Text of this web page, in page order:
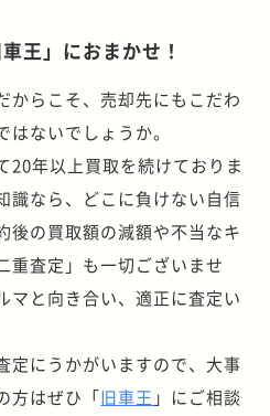
王」におまかせ！
からこそ、売却先にもこだわ
ないでしょうか。
20年以上買取を続けておりま
識なら、どこに負けない自信
後の買取額の減額や不当なキ
重査定」も一切ございませ
マと向き合い、適正に査定い
定にうかがいますので、大事
方はぜひ「旧車王 」にご相談